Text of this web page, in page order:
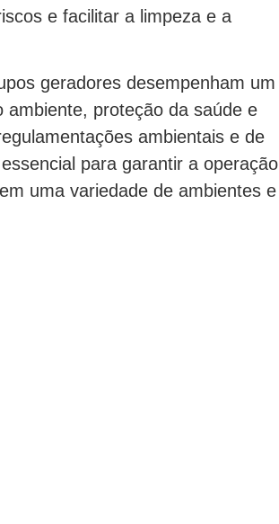
e facilitar a limpeza e a
geradores desempenham um
ambiente, proteção da saúde e
ambientais e de
para garantir a operação
uma variedade de ambientes e